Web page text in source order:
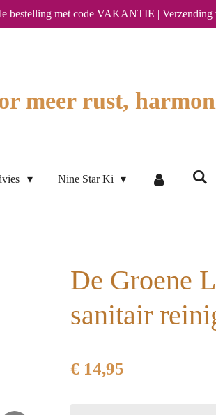
bestelling met code VAKANTIE | Verzending
meer rust,
Nine Star Ki
De Groene
sanitair
€ 14,95